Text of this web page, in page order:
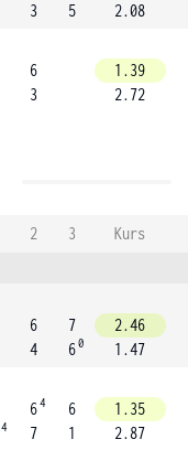
3
5
2.08
6
3
1.39
2.72
2 3
Kurs
6
4
7
60
2.46
1.47
4
64
7
6
1
1.35
2.87